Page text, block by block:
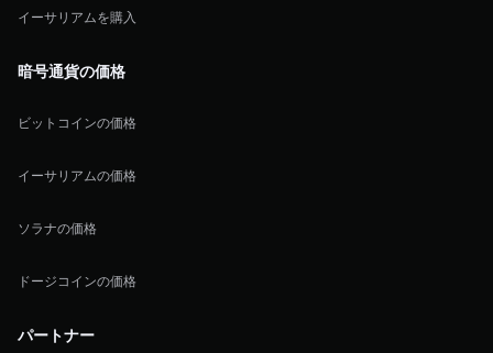
イーサリアムを購入
暗号通貨の価格
ビットコインの価格
イーサリアムの価格
ソラナの価格
ドージコインの価格
パートナー